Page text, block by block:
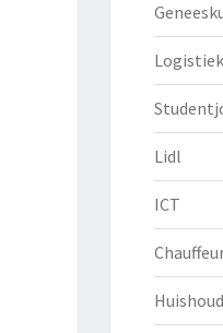
Lidl
ICT